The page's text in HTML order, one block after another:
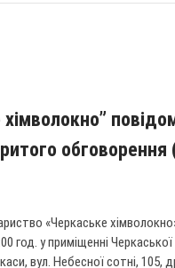
обговорення
«Черкаське
год. у приміщенні
вул. Небесної сотні, 105,